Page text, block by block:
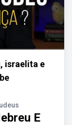
israelita e
E